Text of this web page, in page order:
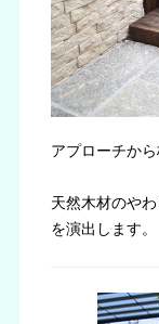
アプローチか
天然木材のや
を演出します。